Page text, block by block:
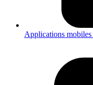
Applications mobiles